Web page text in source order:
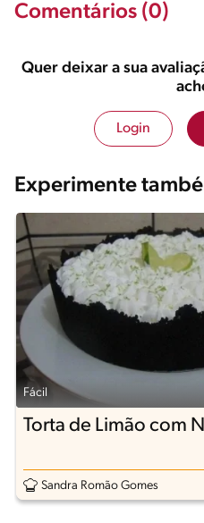
Comentários (0)
Quer deixar a sua
Login
Experimente
Fácil
Torta de Limão com
Sandra Romão Gomes